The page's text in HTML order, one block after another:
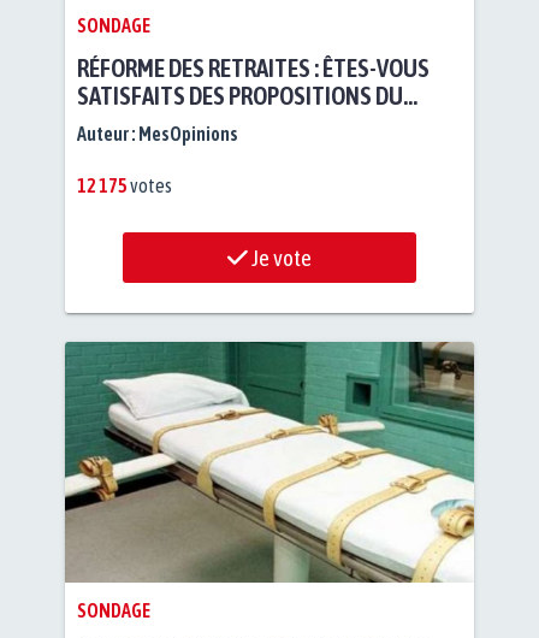
SONDAGE
RÉFORME DES RETRAITES : ÊTES-VOUS
SATISFAITS DES PROPOSITIONS DU
GOUVERNEMENT ?
Auteur : MesOpinions
12 175votes
Je vote
SONDAGE